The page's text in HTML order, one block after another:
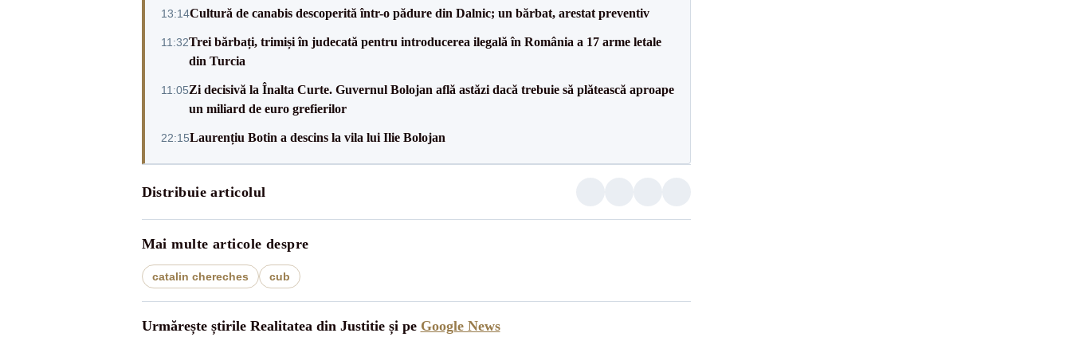
13:14Cultură de canabis descoperită într-o pădure din Dalnic; un bărbat, arestat preventiv
11:32Trei bărbați, trimiși în judecată pentru introducerea ilegală în România a 17 arme letale
din Turcia
11:05Zi decisivă la Înalta Curte. Guvernul Bolojan află astăzi dacă trebuie să plătească aproape
un miliard de euro grefierilor
22:15Laurențiu Botin a descins la vila lui Ilie Bolojan
Distribuie articolul
Mai multe articole despre
catalin chereches cub
Urmărește știrile Realitatea din Justitie și pe Google News